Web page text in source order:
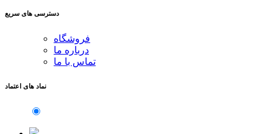
دسترسی های سریع
فروشگاه
درباره ما
تماس با ما
نماد های اعتماد